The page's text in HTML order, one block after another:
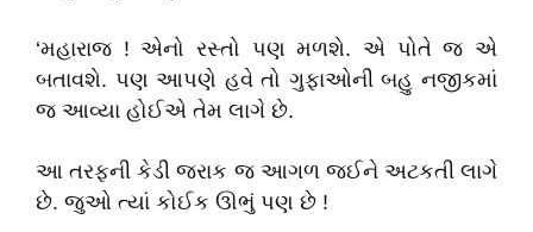
‘મહારાજ ! એનો રસ્તો પણ મળશે. એ પોતે જ એ
બતાવશે. પણ આપણે હવે તો ગુફાઓની બહુ નજીકમાં
જ આવ્યા હોઈએ તેમ લાગે છે.
આ તરફની કેડી જરાક જ આગળ જઈને અટકતી લાગે
છે. જુઓ ત્યાં કોઈક ઊભું પણ છે !